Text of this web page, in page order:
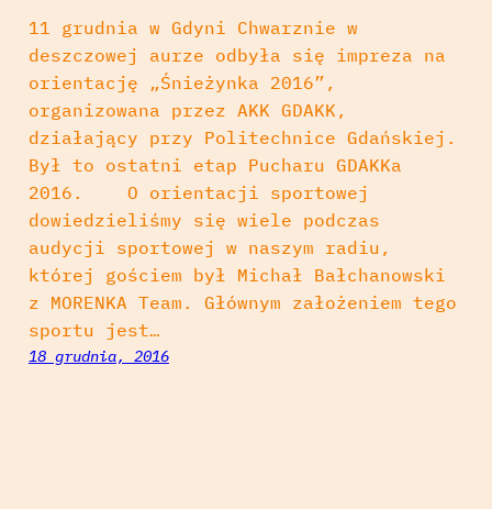
11 grudnia w Gdyni Chwarznie w
deszczowej aurze odbyła się impreza na
orientację „Śnieżynka 2016”,
organizowana przez AKK GDAKK,
działający przy Politechnice Gdańskiej.
Był to ostatni etap Pucharu GDAKKa
2016. O orientacji sportowej
dowiedzieliśmy się wiele podczas
audycji sportowej w naszym radiu,
której gościem był Michał Bałchanowski
z MORENKA Team. Głównym założeniem tego
sportu jest…
18 grudnia, 2016